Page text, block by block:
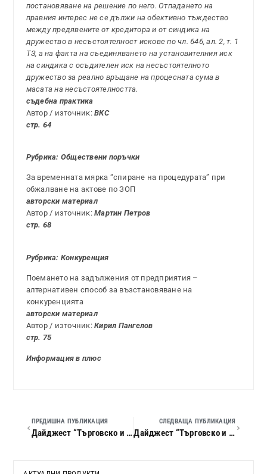
постановяване на решение по него. Отпадането на
правния интерес не се дължи на обективно тъждество
между предявените от кредитора и от синдика на
дружество в несъстоятелност искове по чл. 646, ал. 2, т. 1
ТЗ, а на факта на съединяването на установителния иск
на синдика с осъдителен иск на несъстоятелното
дружество за реално връщане на процесната сума в
масата на несъстоятелността.
съдебна практика
Автор / източник:ВКС
стр. 64
Рубрика: Обществени поръчки
За временната мярка “спиране на процедурата” при
обжалване на актове по ЗОП
авторски материал
Автор / източник:Мартин Петров
стр. 68
Рубрика: Конкуренция
Поемането на задължения от предприятия –
алтернативен способ за възстановяване на
конкуренцията
авторски материал
Автор / източник:Кирил Пангелов
стр. 75
Информация в плюс
ПРЕДИШНА ПУБЛИКАЦИЯ
Дайджест “Търговско и конкурентно право”, 2010 г., кн. 09
СЛЕДВАЩА ПУБЛИКАЦИЯ
Дайджест “Търговско и конкурентно право”, 2010 г., кн. 11